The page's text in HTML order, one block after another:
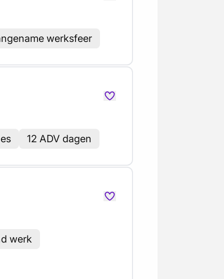
werksfeer
12 ADV dagen
werk